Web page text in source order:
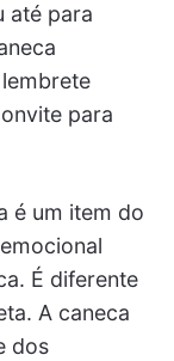
até para
para
é um item do
É diferente
A caneca
dos